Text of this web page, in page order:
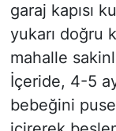
garaj kapısı
yukarı doğru
mahalle
İçeride, 4-5
bebeğini